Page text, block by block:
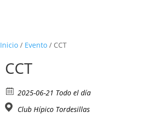
Inicio / Evento / CCT
CCT
2025-06-21 Todo el día
Club Hípico Tordesillas